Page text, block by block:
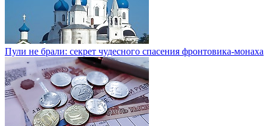
Пули не брали: секрет чудесного спасения фронтовика-монаха